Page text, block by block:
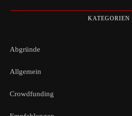
KATEGORIEN
Abgründe
Allgemein
Crowdfunding